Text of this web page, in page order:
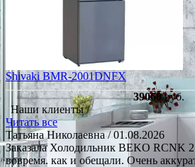
Shivaki BMR-2001DNFX
39060руб.
Наши клиенты /
Читать все
Татьяна Николаевна/ 01.08.2026
Заказала Холодильник BEKO RCNK
вовремя. как и обещали. Очень